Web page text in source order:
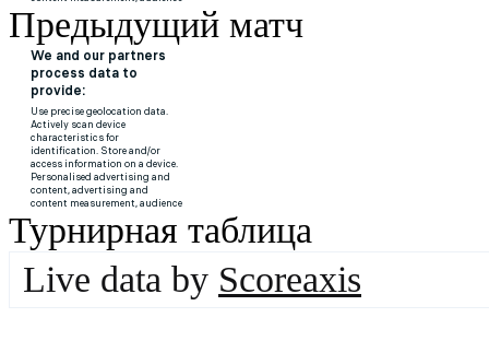
Предыдущий матч
Турнирная таблица
Live data by Scoreaxis